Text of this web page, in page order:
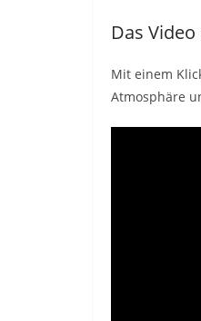
Das
Mit einem
Atmosphäre